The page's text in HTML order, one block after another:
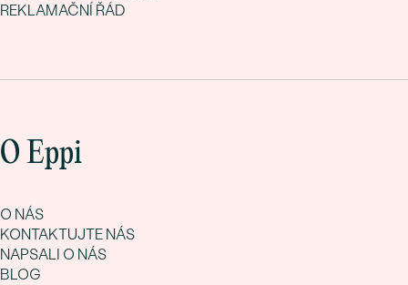
REKLAMAČNÍ ŘÁD
O Eppi
O NÁS
KONTAKTUJTE NÁS
NAPSALI O NÁS
BLOG